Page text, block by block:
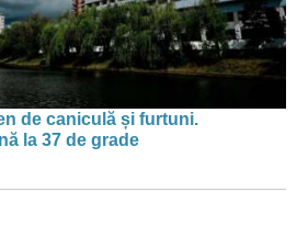
de caniculă și furtuni.
la 37 de grade